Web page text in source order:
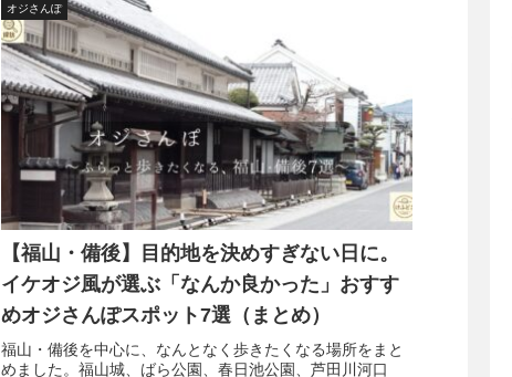
オジさんぽ
【福山・備後】目的地を決めすぎない日に。
イケオジ風が選ぶ「なんか良かった」おすす
めオジさんぽスポット7選（まとめ）
福山・備後を中心に、なんとなく歩きたくなる場所をまと
めました。福山城、ばら公園、春日池公園、芦田川河口